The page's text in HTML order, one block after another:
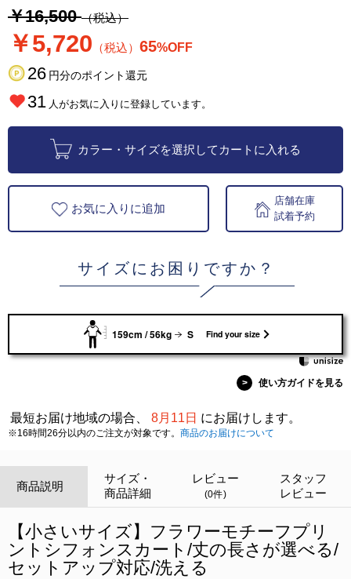
￥16,500（税込）
￥5,720 （税込） 65%OFF
26 円分のポイント還元
31 人がお気に入りに登録しています。
カラー・サイズを選択してカートに入れる
お気に入りに追加
店舗在庫
試着予約
サイズにお困りですか？
159cm / 56kg S Find your size
> 使い方ガイドを見る
最短お届け地域の場合、 8月11日 にお届けします。
※16時間26分以内のご注文が対象です。 商品のお届けについて
商品説明
サイズ・
商品詳細
レビュー
(0件)
スタッフ
レビュー
【小さいサイズ】フラワーモチーフプリ
ントシフォンスカート/丈の長さが選べる/
セットアップ対応/洗える